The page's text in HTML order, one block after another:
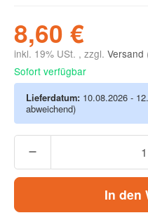
8,60 €
inkl. 19% USt. , zzgl. Versand
Sofort verfügbar
Lieferdatum: 10.08.2026 -
abweichend)
In den